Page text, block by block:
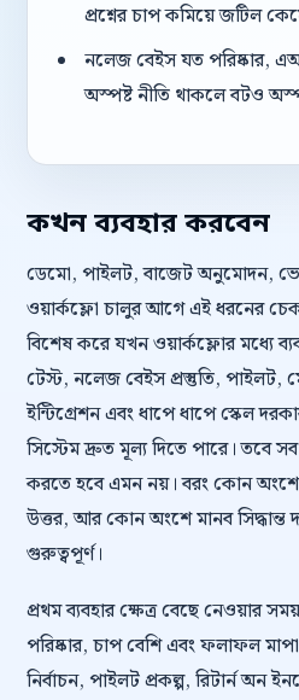
প্রশ্নের চাপ কমিয়ে জটিল
নলেজ বেইস যত পরিষ্কার,
অস্পষ্ট নীতি থাকলে বটও
কখন ব্যবহার করবেন
ডেমো, পাইলট, বাজেট অনুমোদন,
ওয়ার্কফ্লো চালুর আগে এই ধরনের
বিশেষ করে যখন ওয়ার্কফ্লোর মধ্যে
টেস্ট, নলেজ বেইস প্রস্তুতি, পাইলট,
ইন্টিগ্রেশন এবং ধাপে ধাপে স্কেল
সিস্টেম দ্রুত মূল্য দিতে পারে। তবে
করতে হবে এমন নয়। বরং কোন
উত্তর, আর কোন অংশে মানব সিদ্ধান্ত
গুরুত্বপূর্ণ।
প্রথম ব্যবহার ক্ষেত্র বেছে নেওয়ার
পরিষ্কার, চাপ বেশি এবং ফলাফল
নির্বাচন, পাইলট প্রকল্প, রিটার্ন অন